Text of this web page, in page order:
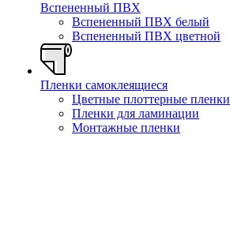
Вспененный ПВХ
Вспененный ПВХ белый
Вспененный ПВХ цветной
Пленки самоклеящиеся
Цветные плоттерные пленки
Пленки для ламинации
Монтажные пленки